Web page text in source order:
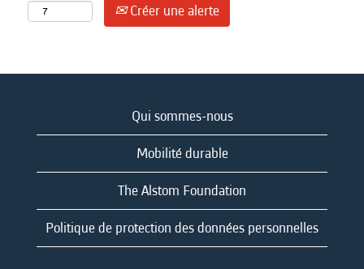
Créer une alerte
Qui sommes-nous
Mobilité durable
The Alstom Foundation
Politique de protection des données personnelles